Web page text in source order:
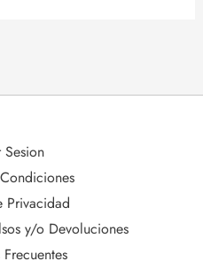
Privacidad
y/o Devoluciones